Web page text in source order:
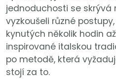
jednoduchosti se skrývá
vyzkoušeli různé
kynutých několik hodin
inspirované italskou
po metodě, která
stojí za to.